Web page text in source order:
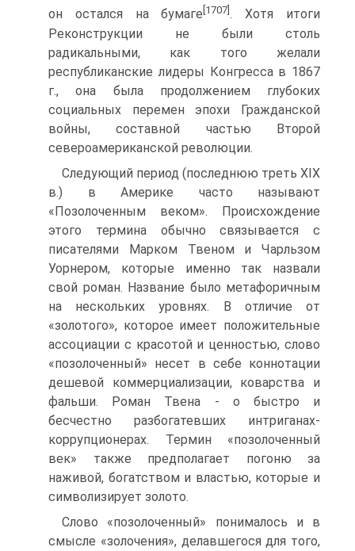
он остался на бумаге [1707] . Хотя итоги
Реконструкции не были столь
радикальными, как того желали
республиканские лидеры Конгресса в 1867
г., она была продолжением глубоких
социальных перемен эпохи Гражданской
войны, составной частью Второй
североамериканской революции.
Следующий период (последнюю треть XIX
в.) в Америке часто называют
«Позолоченным веком». Происхождение
этого термина обычно связывается с
писателями Марком Твеном и Чарльзом
Уорнером, которые именно так назвали
свой роман. Название было метафоричным
на нескольких уровнях. В отличие от
«золотого», которое имеет положительные
ассоциации с красотой и ценностью, слово
«позолоченный» несет в себе коннотации
дешевой коммерциализации, коварства и
фальши. Роман Твена - о быстро и
бесчестно разбогатевших интриганах-
коррупционерах. Термин «позолоченный
век» также предполагает погоню за
наживой, богатством и властью, которые и
символизирует золото.
Слово «позолоченный» понималось и в
смысле «золочения», делавшегося для того,